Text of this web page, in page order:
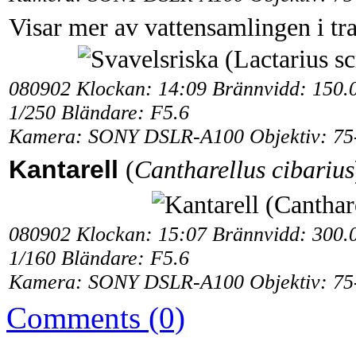
Visar mer av vattensamlingen i
080902 Klockan: 14:09 Brännvidd:
1/250 Bländare: F5.6
Kamera: SONY DSLR-A100 Objektiv:
Kantarell (Cantharellus cibarius
080902 Klockan: 15:07 Brännvidd:
1/160 Bländare: F5.6
Kamera: SONY DSLR-A100 Objektiv:
Comments (0)